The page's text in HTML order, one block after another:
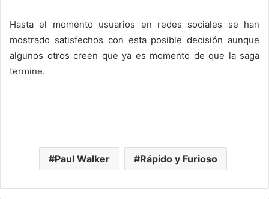
Hasta el momento usuarios en redes sociales se han
mostrado satisfechos con esta posible decisión aunque
algunos otros creen que ya es momento de que la saga
termine.
Paul Walker Rápido y Furioso